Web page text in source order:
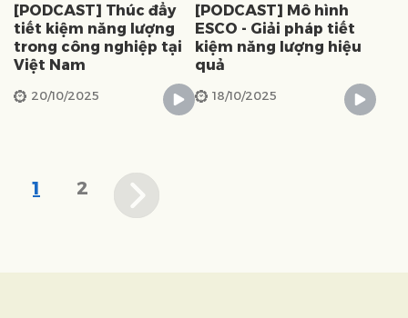
[PODCAST] Thúc đẩy
tiết kiệm năng lượng
trong công nghiệp tại
Việt Nam
20/10/2025
[PODCAST] Mô hình
ESCO - Giải pháp tiết
kiệm năng lượng hiệu
quả
18/10/2025
1 2